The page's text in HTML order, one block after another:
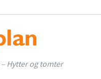
Hytter og tomter